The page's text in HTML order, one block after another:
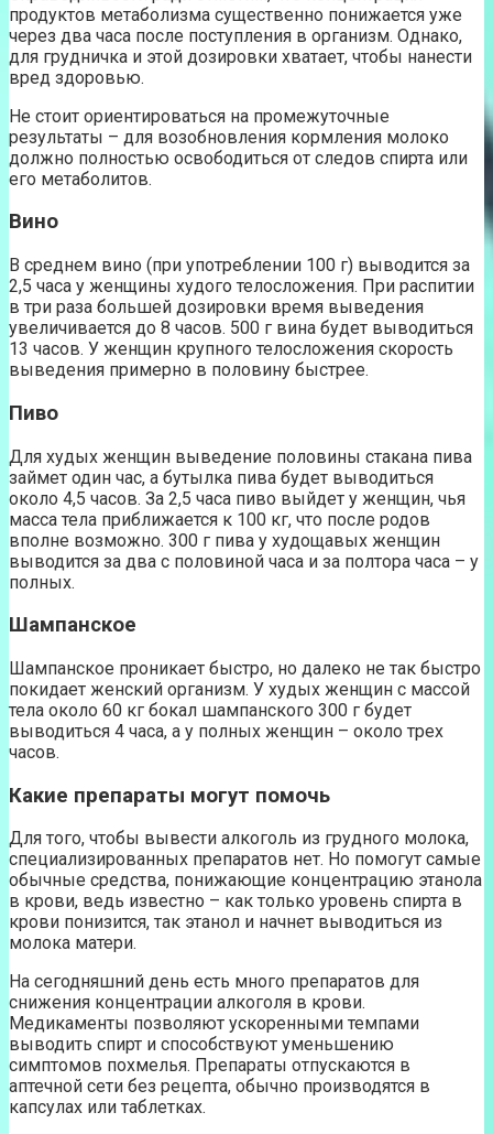
продуктов метаболизма существенно понижается уже
через два часа после поступления в организм. Однако,
для грудничка и этой дозировки хватает, чтобы нанести
вред здоровью.
Не стоит ориентироваться на промежуточные
результаты – для возобновления кормления молоко
должно полностью освободиться от следов спирта или
его метаболитов.
Вино
В среднем вино (при употреблении 100 г) выводится за
2,5 часа у женщины худого телосложения. При распитии
в три раза большей дозировки время выведения
увеличивается до 8 часов. 500 г вина будет выводиться
13 часов. У женщин крупного телосложения скорость
выведения примерно в половину быстрее.
Пиво
Для худых женщин выведение половины стакана пива
займет один час, а бутылка пива будет выводиться
около 4,5 часов. За 2,5 часа пиво выйдет у женщин, чья
масса тела приближается к 100 кг, что после родов
вполне возможно. 300 г пива у худощавых женщин
выводится за два с половиной часа и за полтора часа – у
полных.
Шампанское
Шампанское проникает быстро, но далеко не так быстро
покидает женский организм. У худых женщин с массой
тела около 60 кг бокал шампанского 300 г будет
выводиться 4 часа, а у полных женщин – около трех
часов.
Какие препараты могут помочь
Для того, чтобы вывести алкоголь из грудного молока,
специализированных препаратов нет. Но помогут самые
обычные средства, понижающие концентрацию этанола
в крови, ведь известно – как только уровень спирта в
крови понизится, так этанол и начнет выводиться из
молока матери.
На сегодняшний день есть много препаратов для
снижения концентрации алкоголя в крови.
Медикаменты позволяют ускоренными темпами
выводить спирт и способствуют уменьшению
симптомов похмелья. Препараты отпускаются в
аптечной сети без рецепта, обычно производятся в
капсулах или таблетках.